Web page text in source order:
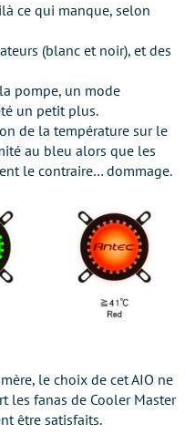
ce qui manque, selon
(blanc et noir), et des
pompe, un mode
un petit plus.
de la température sur le
au bleu alors que les
le contraire… dommage.
le choix de cet AIO ne
les fanas de Cooler Master
être satisfaits.